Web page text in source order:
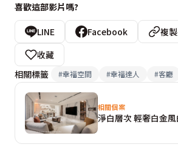
喜歡這部影片嗎?
LINE Facebook 複
收藏
相關標籤
#幸福空間 #幸福達人 #客廳
相關個案
淨白層次 輕奢白金